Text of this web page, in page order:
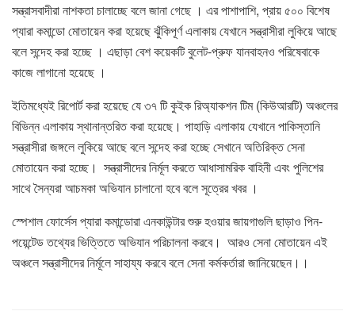
সন্ত্রাসবাদীরা নাশকতা চালাচ্ছে বলে জানা গেছে । এর পাশাপাশি, প্রায় ৫০০ বিশেষ
প্যারা কমান্ডো মোতায়েন করা হয়েছে ঝুঁকিপূর্ণ এলাকায় যেখানে সন্ত্রাসীরা লুকিয়ে আছে
বলে সন্দেহ করা হচ্ছে । এছাড়া বেশ কয়েকটি বুলেট-প্রুফ যানবাহনও পরিষেবাকে
কাজে লাগানো হয়েছে ।
ইতিমধ্যেই রিপোর্ট করা হয়েছে যে ৩৭ টি কুইক রিঅ্যাকশন টিম (কিউআরটি) অঞ্চলের
বিভিন্ন এলাকায় স্থানান্তরিত করা হয়েছে। পাহাড়ি এলাকায় যেখানে পাকিস্তানি
সন্ত্রাসীরা জঙ্গলে লুকিয়ে আছে বলে সন্দেহ করা হচ্ছে সেখানে অতিরিক্ত সেনা
মোতায়েন করা হচ্ছে। সন্ত্রাসীদের নির্মূল করতে আধাসামরিক বাহিনী এবং পুলিশের
সাথে সৈন্যরা আচমকা অভিযান চালানো হবে বলে সূত্রের খবর ।
স্পেশাল ফোর্সেস প্যারা কমান্ডোরা এনকাউন্টার শুরু হওয়ার জায়গাগুলি ছাড়াও পিন-
পয়েন্টেড তথ্যের ভিত্তিতে অভিযান পরিচালনা করবে। আরও সেনা মোতায়েন এই
অঞ্চলে সন্ত্রাসীদের নির্মূলে সাহায্য করবে বলে সেনা কর্মকর্তারা জানিয়েছেন।।